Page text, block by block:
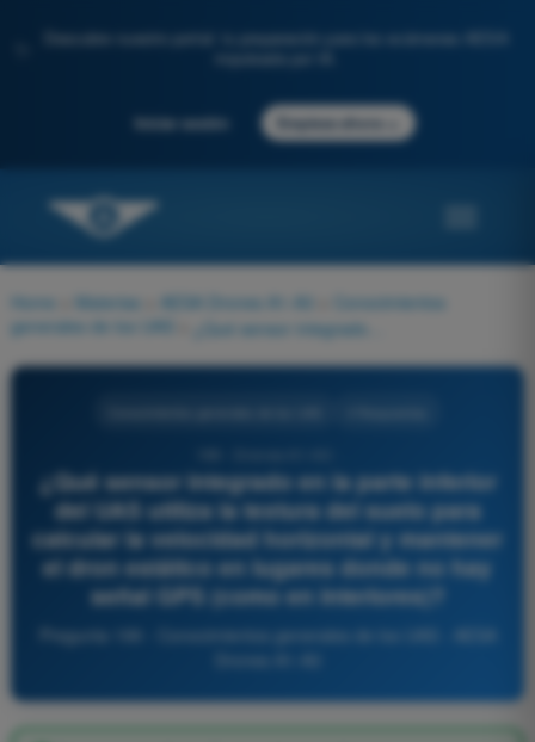
Descubre nuestro portal: tu preparación para los exámenes AESA
Iniciar sesión Empieza ahora
Home Materias AESA Drones A1-A3
Conocimientos
generales de los UAS
¿Qué sensor integrado en la parte inferior
del UAS utiliza la textura del suelo para
calcular la velocidad horizontal y mantener
el dron estático en lugares donde no hay
señal GPS (como en interiores)?
Pregunta 199 - Conocimientos generales de los UAS - AESA